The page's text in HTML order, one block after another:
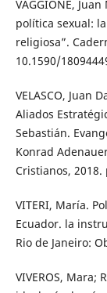
VAGGIONE,
política sexual:
religiosa”.
10.1590/
VELASCO, Juan
Aliados
Sebastián.
Konrad
Cristianos, 2018.
VITERI, María.
Ecuador. la
Rio de Janeiro:
VIVEROS, Mara;